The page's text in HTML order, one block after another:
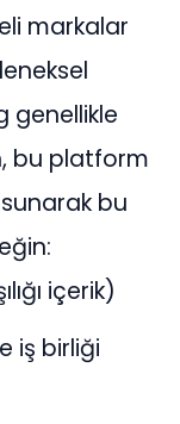
markalar
genellikle
bu platform
bu
içerik)
iş birliği